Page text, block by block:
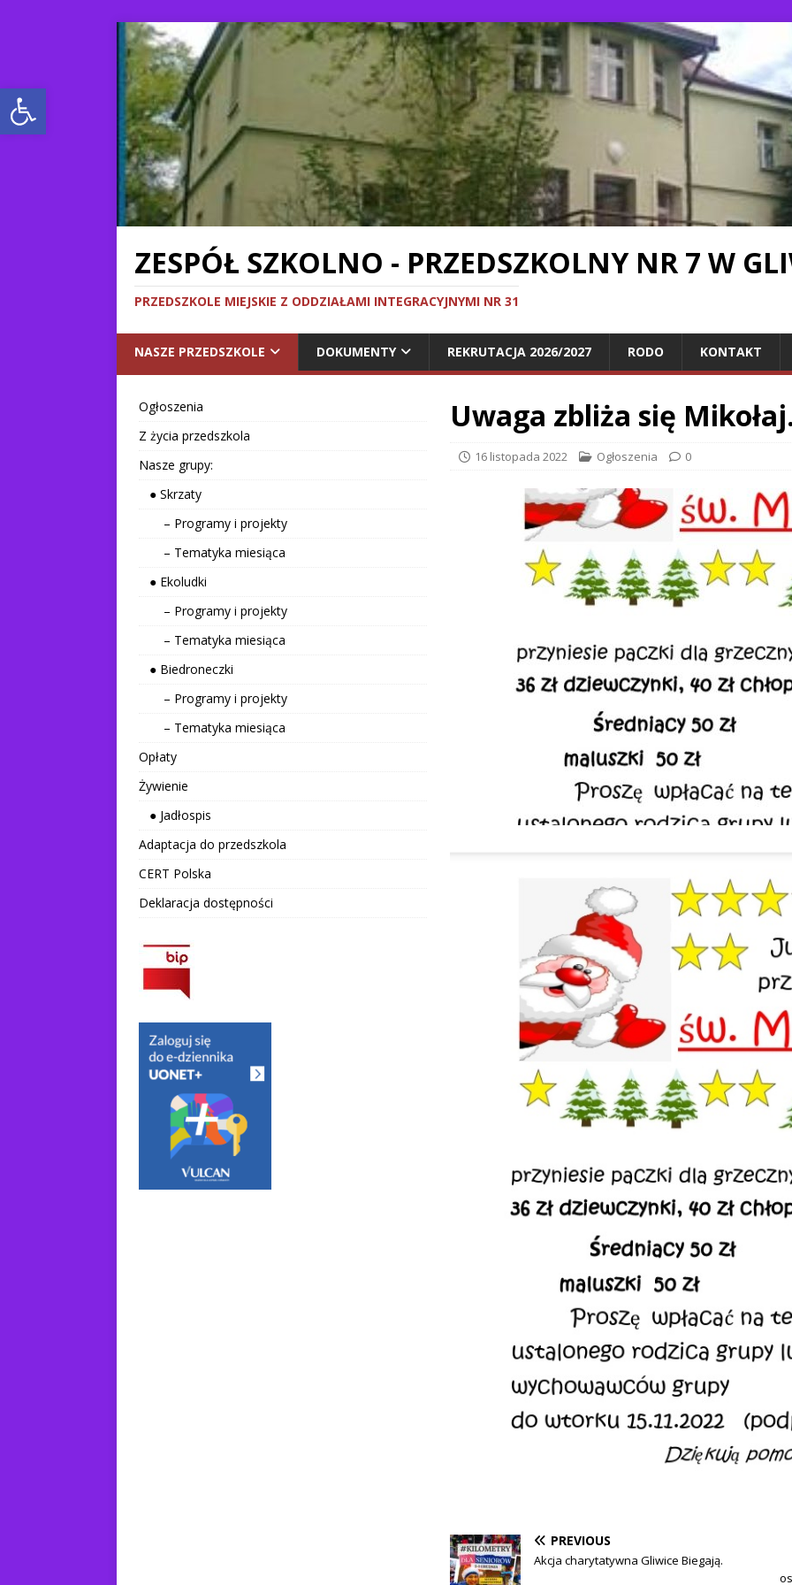
Otwórz pasek narzędzi
ZESPÓŁ SZKOLNO - PRZEDSZKOLNY NR 7 W
PRZEDSZKOLE MIEJSKIE Z ODDZIAŁAMI INTEGRACYJNYMI NR 31
NASZE PRZEDSZKOLE DOKUMENTY REKRUTACJA 2026/2027 RODO KONTAKT
Uwaga zbliża się
16 listopada 2022 Ogłoszenia 0
PREVIOUS
Akcja charytatywna Gliwice Biegają.
Ogłoszenia
Z życia przedszkola
Nasze grupy:
● Skrzaty
– Programy i projekty
– Tematyka miesiąca
● Ekoludki
– Programy i projekty
– Tematyka miesiąca
● Biedroneczki
– Programy i projekty
– Tematyka miesiąca
Opłaty
Żywienie
● Jadłospis
Adaptacja do przedszkola
CERT Polska
Deklaracja dostępności